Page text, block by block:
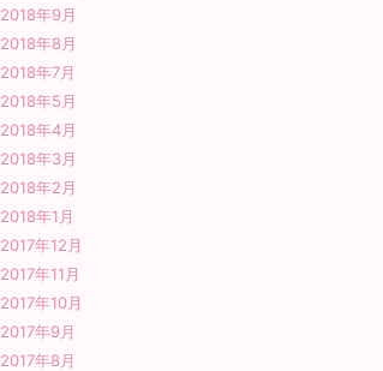
2018年9月
2018年8月
2018年7月
2018年5月
2018年4月
2018年3月
2018年2月
2018年1月
2017年12月
2017年11月
2017年10月
2017年9月
2017年8月